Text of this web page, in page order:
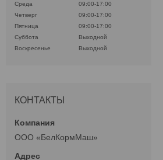
Среда
09:00-17:00
Четверг
09:00-17:00
Пятница
09:00-17:00
Суббота
Выходной
Воскресенье
Выходной
КОНТАКТЫ
ООО «БелКормМаш»